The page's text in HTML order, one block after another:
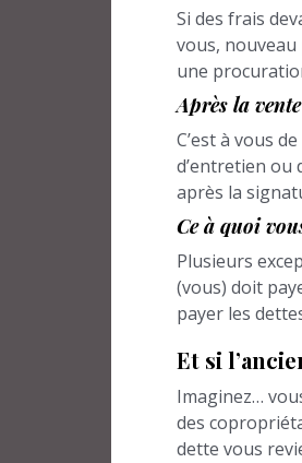
Si des frais
vous,
une
Après la vente
C’est à vous
d’entretien ou
après la
Ce à quoi
Plusieurs
(vous) doit
payer les
Et si
Imaginez…
des
dette vous